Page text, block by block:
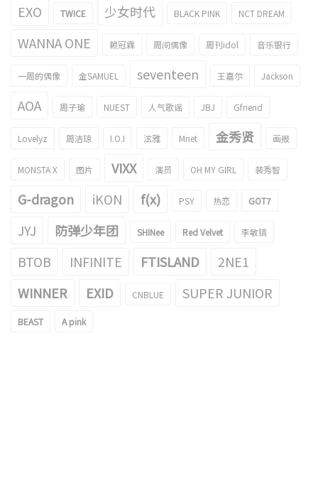
EXO TWICE 少女时代 BLACK PINK NCT DREAM
WANNA ONE 赖冠霖 周间偶像 周刊idol 音乐银行
一周的偶像 金SAMUEL seventeen 王嘉尔 Jackson
AOA 周子瑜 NUEST 人气歌谣 JBJ Gfriend
Lovelyz 周洁琼 I.O.I 泫雅 Mnet 金秀贤 画报
MONSTA X 图片 VIXX 演员 OH MY GIRL 裴秀智
G-dragon iKON f(x) PSY 热恋 GOT7
JYJ 防弹少年团 SHINee Red Velvet 李敏镐
BTOB INFINITE FTISLAND
2NE1
WINNER
EXID CNBLUE SUPER JUNIOR
BEAST A pink